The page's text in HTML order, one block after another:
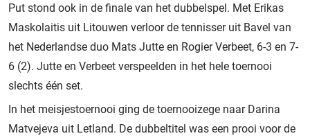
Put stond ook in de finale van het dubbelspel. Met Erikas
Maskolaitis uit Litouwen verloor de tennisser uit Bavel van
het Nederlandse duo Mats Jutte en Rogier Verbeet, 6-3 en 7-
6 (2). Jutte en Verbeet verspeelden in het hele toernooi
slechts één set.
In het meisjestoernooi ging de toernooizege naar Darina
Matvejeva uit Letland. De dubbeltitel was een prooi voor de